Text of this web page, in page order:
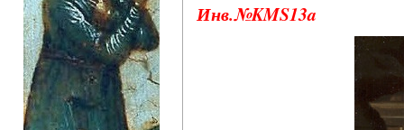
Инв.№KMS13a